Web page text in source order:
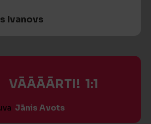
Ivanovs
VĀĀĀĀRTI! 1:1
Jānis Avots